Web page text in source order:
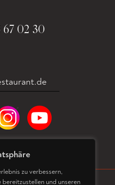
zu verbessern,
und unseren
67 02 30